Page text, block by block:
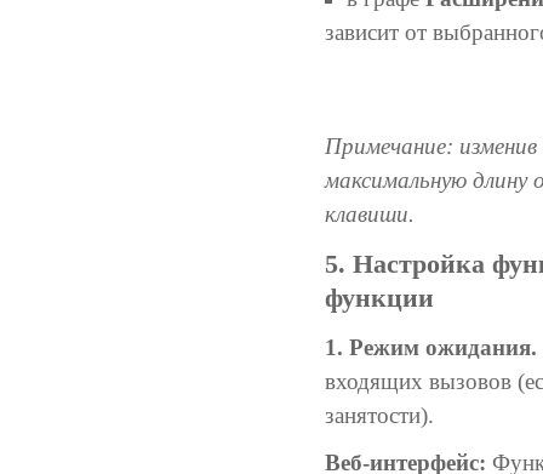
зависит от
Примечание:
максимальную
клавиши.
5. Настройка
функции
1. Режим ожидания.
входящих вызовов
занятости).
Веб-интерфейс: